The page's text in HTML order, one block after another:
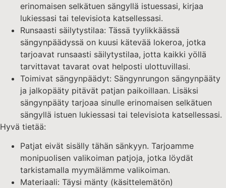
erinomaisen selkätuen sängyllä istuessasi, kirjaa
lukiessasi tai televisiota katsellessasi.
Runsaasti säilytystilaa: Tässä tyylikkäässä
sängynpäädyssä on kuusi kätevää lokeroa, jotka
tarjoavat runsaasti säilytystilaa, jotta kaikki yöllä
tarvittavat tavarat ovat helposti ulottuvillasi.
Toimivat sängynpäädyt: Sängynrungon sängynpääty
ja jalkopääty pitävät patjan paikoillaan. Lisäksi
sängynpääty tarjoaa sinulle erinomaisen selkätuen
sängyllä istuen lukiessasi tai televisiota katsellessasi.
Hyvä tietää:
Patjat eivät sisälly tähän sänkyyn. Tarjoamme
monipuolisen valikoiman patjoja, jotka löydät
tarkistamalla myymälämme valikoiman.
Materiaali: Täysi mänty (käsittelemätön)